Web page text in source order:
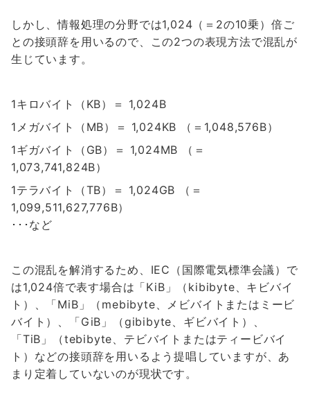
しかし、情報処理の分野では1,024（＝2の10乗）倍ご
との接頭辞を用いるので、この2つの表現方法で混乱が
生じています。
1キロバイト（KB）＝ 1,024B
1メガバイト（MB）＝ 1,024KB （＝1,048,576B）
1ギガバイト（GB）＝ 1,024MB （＝
1,073,741,824B）
1テラバイト（TB）＝ 1,024GB （＝
1,099,511,627,776B）
･･･など
この混乱を解消するため、IEC（国際電気標準会議）で
は1,024倍で表す場合は「KiB」（kibibyte、キビバイ
ト）、「MiB」（mebibyte、メビバイトまたはミービ
バイト）、「GiB」（gibibyte、ギビバイト）、
「TiB」（tebibyte、テビバイトまたはティービバイ
ト）などの接頭辞を用いるよう提唱していますが、あ
まり定着していないのが現状です。